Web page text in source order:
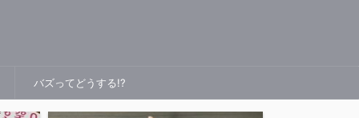
バズってどうする!?